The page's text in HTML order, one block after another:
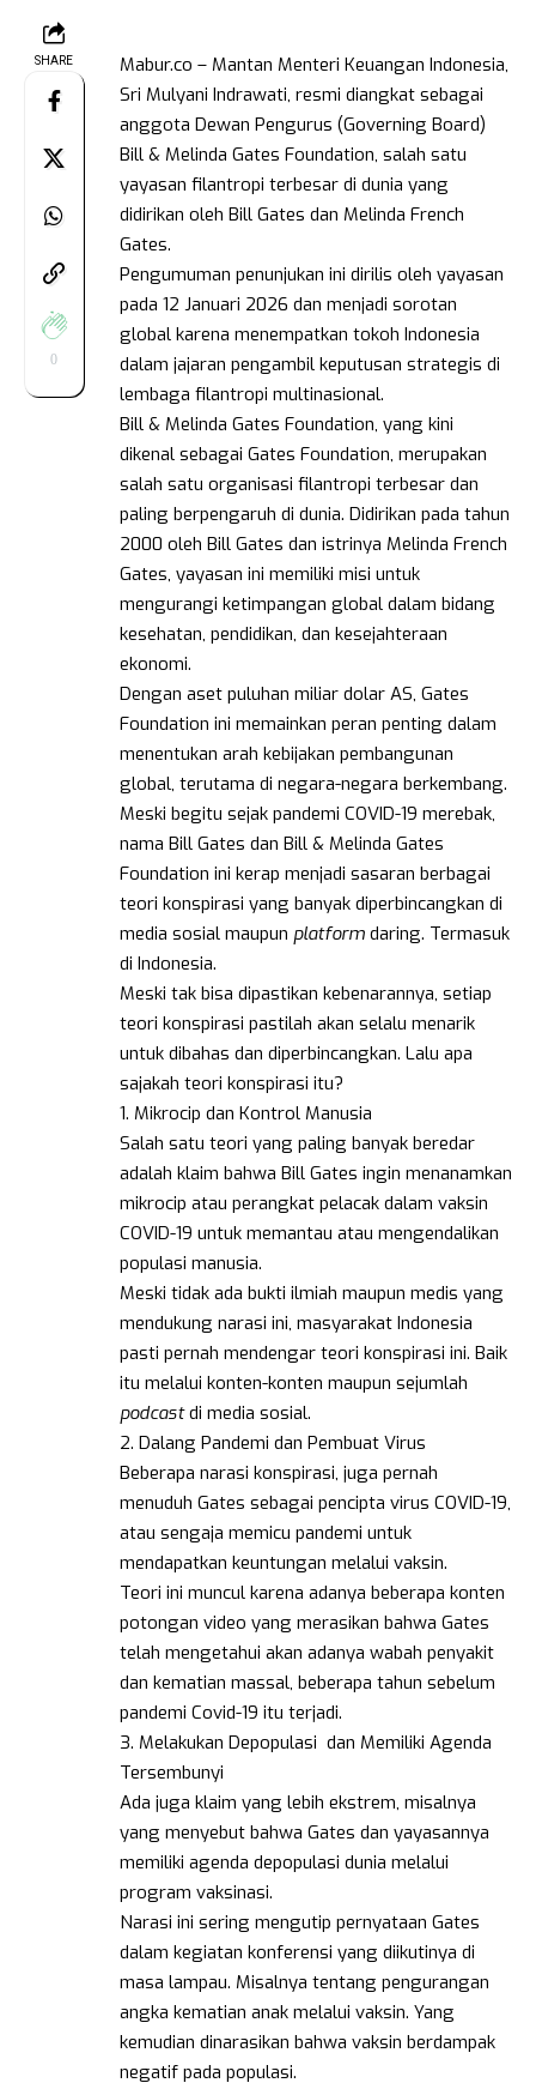
SHARE
0
Mabur.co – Mantan Menteri Keuangan Indonesia,
Sri Mulyani Indrawati, resmi diangkat sebagai
anggota Dewan Pengurus (Governing Board)
Bill & Melinda Gates Foundation, salah satu
yayasan filantropi terbesar di dunia yang
didirikan oleh Bill Gates dan Melinda French
Gates.
Pengumuman penunjukan ini dirilis oleh yayasan
pada 12 Januari 2026 dan menjadi sorotan
global karena menempatkan tokoh Indonesia
dalam jajaran pengambil keputusan strategis di
lembaga filantropi multinasional.
Bill & Melinda Gates Foundation, yang kini
dikenal sebagai Gates Foundation, merupakan
salah satu organisasi filantropi terbesar dan
paling berpengaruh di dunia. Didirikan pada tahun
2000 oleh Bill Gates dan istrinya Melinda French
Gates, yayasan ini memiliki misi untuk
mengurangi ketimpangan global dalam bidang
kesehatan, pendidikan, dan kesejahteraan
ekonomi.
Dengan aset puluhan miliar dolar AS, Gates
Foundation ini memainkan peran penting dalam
menentukan arah kebijakan pembangunan
global, terutama di negara-negara berkembang.
Meski begitu sejak pandemi COVID-19 merebak,
nama Bill Gates dan Bill & Melinda Gates
Foundation ini kerap menjadi sasaran berbagai
teori konspirasi yang banyak diperbincangkan di
media sosial maupun platform daring. Termasuk
di Indonesia.
Meski tak bisa dipastikan kebenarannya, setiap
teori konspirasi pastilah akan selalu menarik
untuk dibahas dan diperbincangkan. Lalu apa
sajakah teori konspirasi itu?
1. Mikrocip dan Kontrol Manusia
Salah satu teori yang paling banyak beredar
adalah klaim bahwa Bill Gates ingin menanamkan
mikrocip atau perangkat pelacak dalam vaksin
COVID-19 untuk memantau atau mengendalikan
populasi manusia.
Meski tidak ada bukti ilmiah maupun medis yang
mendukung narasi ini, masyarakat Indonesia
pasti pernah mendengar teori konspirasi ini. Baik
itu melalui konten-konten maupun sejumlah
podcastdi media sosial.
2. Dalang Pandemi dan Pembuat Virus
Beberapa narasi konspirasi, juga pernah
menuduh Gates sebagai pencipta virus COVID-19,
atau sengaja memicu pandemi untuk
mendapatkan keuntungan melalui vaksin.
Teori ini muncul karena adanya beberapa konten
potongan video yang merasikan bahwa Gates
telah mengetahui akan adanya wabah penyakit
dan kematian massal, beberapa tahun sebelum
pandemi Covid-19 itu terjadi.
3. Melakukan Depopulasi dan Memiliki Agenda
Tersembunyi
Ada juga klaim yang lebih ekstrem, misalnya
yang menyebut bahwa Gates dan yayasannya
memiliki agenda depopulasi dunia melalui
program vaksinasi.
Narasi ini sering mengutip pernyataan Gates
dalam kegiatan konferensi yang diikutinya di
masa lampau. Misalnya tentang pengurangan
angka kematian anak melalui vaksin. Yang
kemudian dinarasikan bahwa vaksin berdampak
negatif pada populasi.